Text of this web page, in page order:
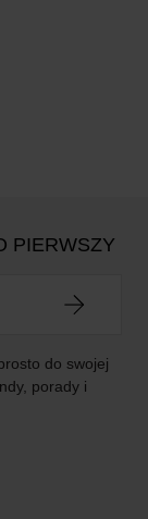
PIERWSZY
do swojej
porady i